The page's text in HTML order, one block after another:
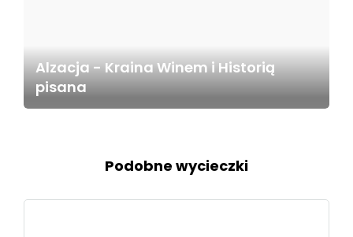
Alzacja - Kraina Winem i Historią
pisana
Podobne wycieczki